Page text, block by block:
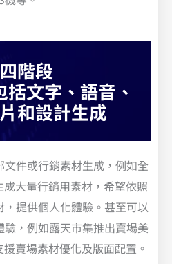
階段
文字、語音、
和設計生成
件或行銷素材生成，例如全
大量行銷用素材，希望依照
提供個人化體驗。甚至可以
，例如露天市集推出賣場美
賣場素材優化及版面配置。